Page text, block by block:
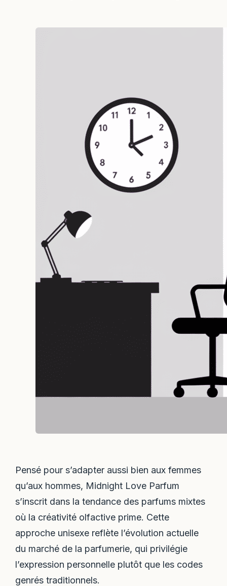
Pensé pour s’adapter aussi bien aux femmes
qu’aux hommes, Midnight Love Parfum
s’inscrit dans la tendance des parfums mixtes
où la créativité olfactive prime. Cette
approche unisexe reflète l’évolution actuelle
du marché de la parfumerie, qui privilégie
l’expression personnelle plutôt que les codes
genrés traditionnels.